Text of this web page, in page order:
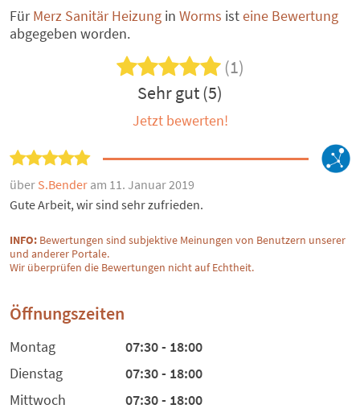
FürMerz Sanitär Heizung in Worms isteine Bewertung
abgegeben worden.
(1)
Sehr gut (5)
Jetzt bewerten!
über S.Bender am 11. Januar 2019
Gute Arbeit, wir sind sehr zufrieden.
INFO: Bewertungen sind subjektive Meinungen von Benutzern unserer
und anderer Portale.
Wir überprüfen die Bewertungen nicht auf Echtheit.
Öffnungszeiten
Montag
07:30 - 18:00
Dienstag
07:30 - 18:00
Mittwoch
07:30 - 18:00